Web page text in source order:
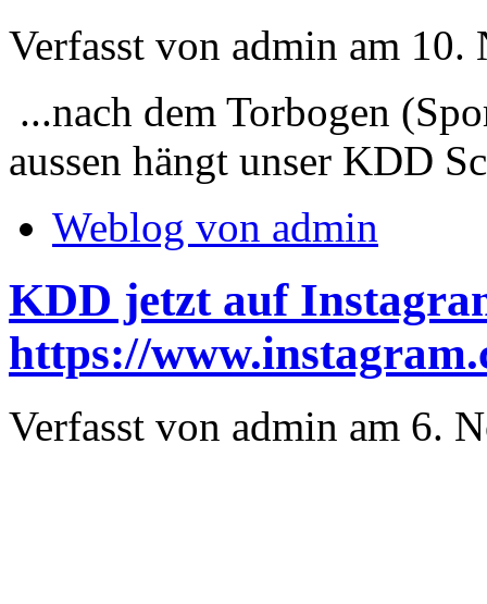
Verfasst von admin am
...nach dem Torbogen
aussen hängt unser KDD
Weblog von admin
KDD jetzt auf
https://
Verfasst von admin am 6.